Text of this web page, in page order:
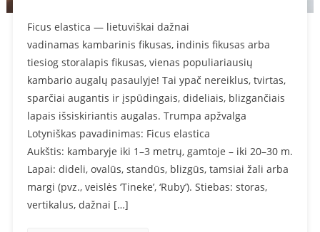
Ficus elastica — lietuviškai dažnai
vadinamas kambarinis fikusas, indinis fikusas arba
tiesiog storalapis fikusas, vienas populiariausių
kambario augalų pasaulyje! Tai ypač nereiklus, tvirtas,
sparčiai augantis ir įspūdingais, dideliais, blizgančiais
lapais išsiskiriantis augalas. Trumpa apžvalga
Lotyniškas pavadinimas: Ficus elastica
Aukštis: kambaryje iki 1–3 metrų, gamtoje – iki 20–30 m.
Lapai: dideli, ovalūs, standūs, blizgūs, tamsiai žali arba
margi (pvz., veislės ‘Tineke’, ‘Ruby’). Stiebas: storas,
vertikalus, dažnai […]